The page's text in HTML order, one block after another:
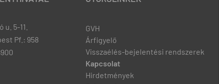
5-11.
Pf.: 958
GVH
Árfigyelő
Visszaélés-bejelentési rendszerek
Kapcsolat
Hirdetmények